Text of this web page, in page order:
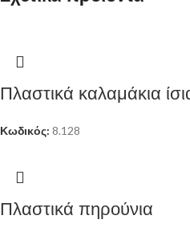
Πλαστικά καλαμάκια
Κωδικός: 8.128
Πλαστικά πηρούνια